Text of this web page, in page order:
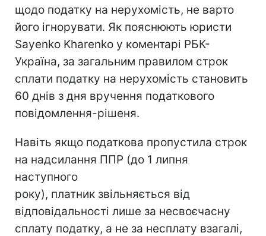
щодо податку на нерухомість, не варто
його ігнорувати. Як пояснюють юристи
Sayenko Kharenko у коментарі РБК-
Україна, за загальним правилом строк
сплати податку на нерухомість становить
60 днів з дня вручення податкового
повідомлення-рішеня.
Навіть якщо податкова пропустила строк
на надсилання ППР (до 1 липня
наступного
року), платник звільняється від
відповідальності лише за несвоєчасну
сплату податку, а не за несплату взагалі,